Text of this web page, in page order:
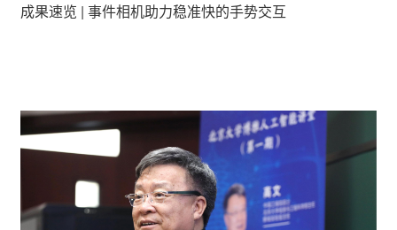
成果速览 | 事件相机助力稳准快的手势交互